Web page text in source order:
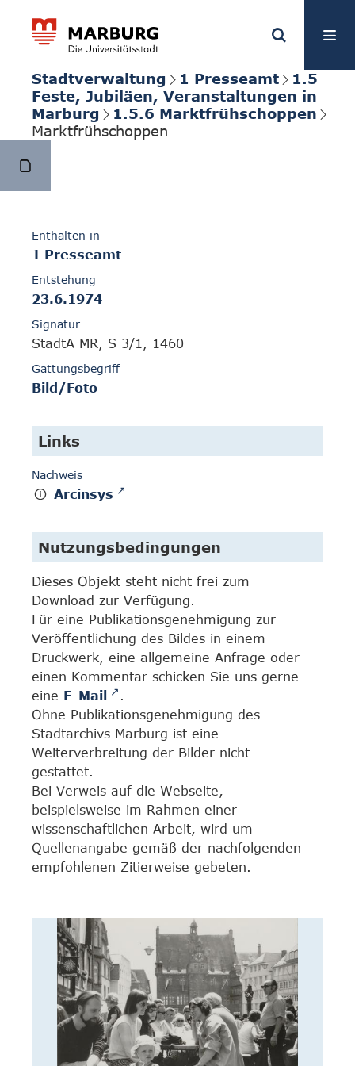
Stadtverwaltung 1 Presseamt
1.5
Feste, Jubiläen, Veranstaltungen in
Marburg
1.5.6 Marktfrühschoppen
Marktfrühschoppen
Enthalten in
1 Presseamt
Entstehung
23.6.1974
Signatur
StadtA MR, S 3/1, 1460
Gattungsbegriff
Bild/Foto
Links
Nachweis
Arcinsys
Nutzungsbedingungen
Dieses Objekt steht nicht frei zum
Download zur Verfügung.
Für eine Publikationsgenehmigung zur
Veröffentlichung des Bildes in einem
Druckwerk, eine allgemeine Anfrage oder
einen Kommentar schicken Sie uns gerne
eine E-Mail
.
Ohne Publikationsgenehmigung des
Stadtarchivs Marburg ist eine
Weiterverbreitung der Bilder nicht
gestattet.
Bei Verweis auf die Webseite,
beispielsweise im Rahmen einer
wissenschaftlichen Arbeit, wird um
Quellenangabe gemäß der nachfolgenden
empfohlenen Zitierweise gebeten.